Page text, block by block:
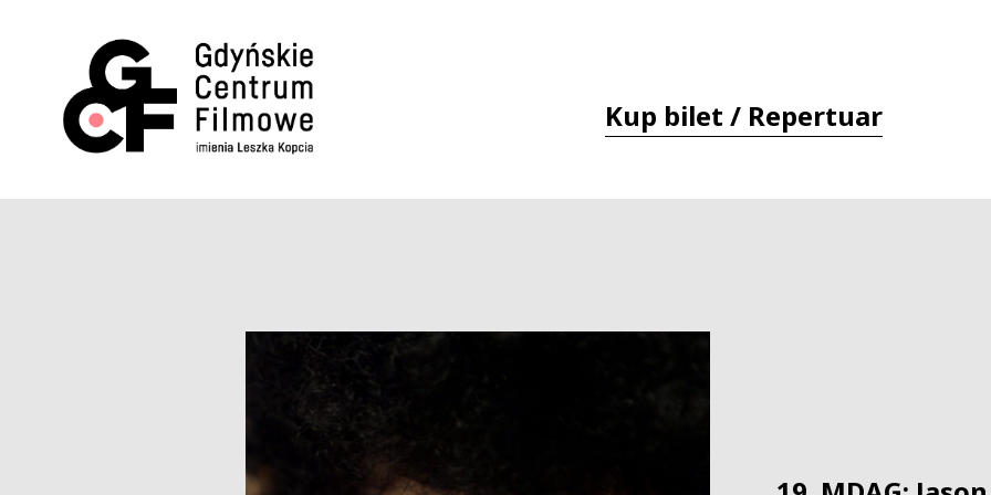
Kup bilet / Repertuar